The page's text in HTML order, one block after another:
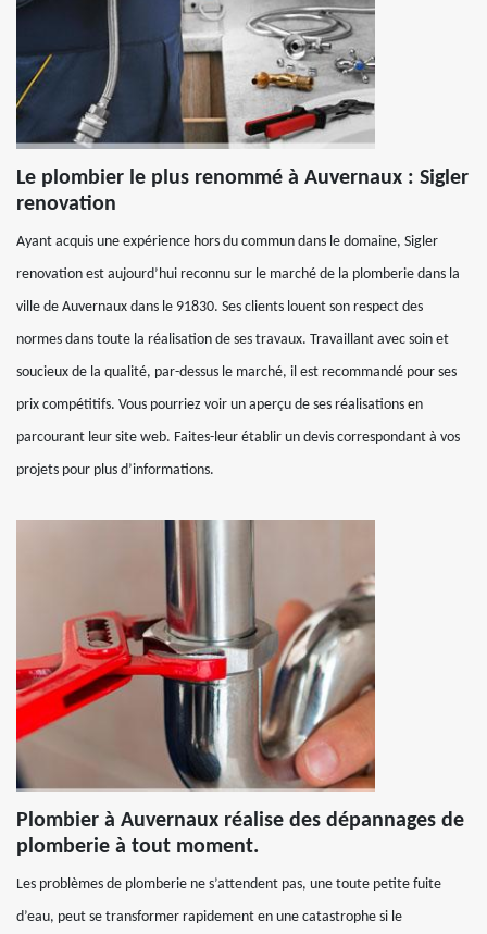
Le plombier le plus renommé à Auvernaux : Sigler
renovation
Ayant acquis une expérience hors du commun dans le domaine, Sigler
renovation est aujourd’hui reconnu sur le marché de la plomberie dans la
ville de Auvernaux dans le 91830. Ses clients louent son respect des
normes dans toute la réalisation de ses travaux. Travaillant avec soin et
soucieux de la qualité, par-dessus le marché, il est recommandé pour ses
prix compétitifs. Vous pourriez voir un aperçu de ses réalisations en
parcourant leur site web. Faites-leur établir un devis correspondant à vos
projets pour plus d’informations.
Plombier à Auvernaux réalise des dépannages de
plomberie à tout moment.
Les problèmes de plomberie ne s’attendent pas, une toute petite fuite
d’eau, peut se transformer rapidement en une catastrophe si le